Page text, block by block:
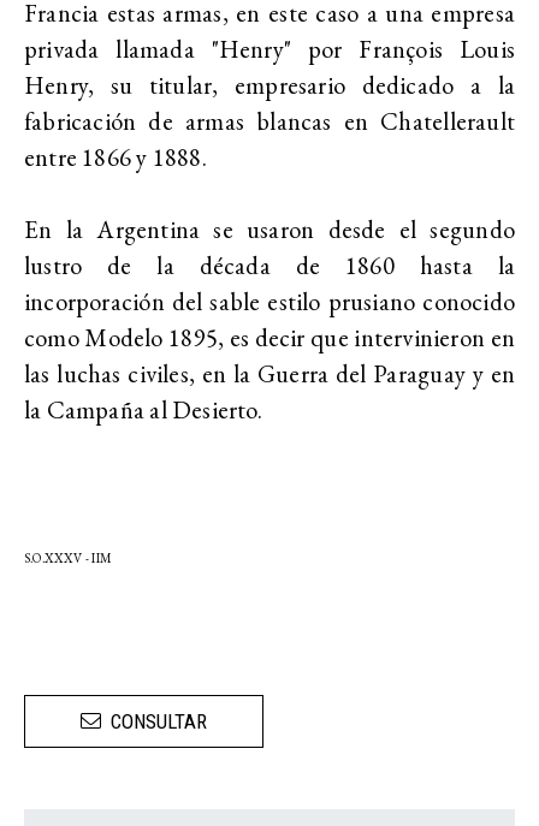
Francia estas armas, en este caso a una empresa
privada llamada "Henry" por François Louis
Henry, su titular, empresario dedicado a la
fabricación de armas blancas en Chatellerault
entre 1866 y 1888.
En la Argentina se usaron desde el segundo
lustro de la década de 1860 hasta la
incorporación del sable estilo prusiano conocido
como Modelo 1895, es decir que intervinieron en
las luchas civiles, en la Guerra del Paraguay y en
la Campaña al Desierto.
S.O.XXXV - IIM
CONSULTAR